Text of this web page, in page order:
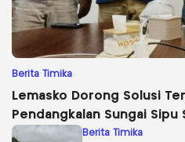
Berita Timika
Lemasko Dorong Solusi
Pendangkalan Sungai Sipu
Berita Timika